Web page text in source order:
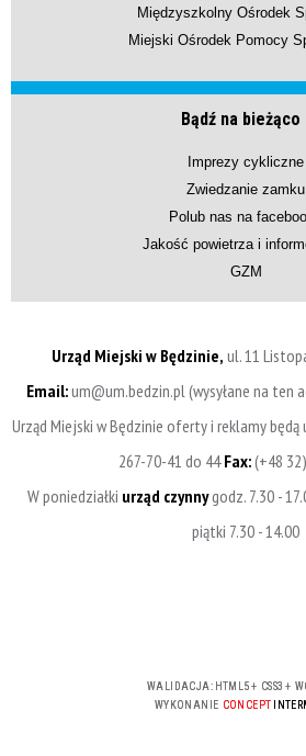
Międzyszkolny Ośrodek
Miejski Ośrodek Pomocy
Bądź na bieżąco
Imprezy cykliczne
Zwiedzanie zamku
Polub nas na
Jakość powietrza i
GZM
Urząd Miejski w Będzinie, ul. 11
Email:um@um.bedzin.pl (wysyłane na ten
Urząd Miejski w Będzinie oferty i reklamy będą
267-70-41 do 44Fax:(+48
W poniedziałki urząd czynnygodz. 7.30 -
piątki 7.30 - 14.00
WALIDACJA: HTML5+ CSS3 +
WYKONANIE CONCEPT